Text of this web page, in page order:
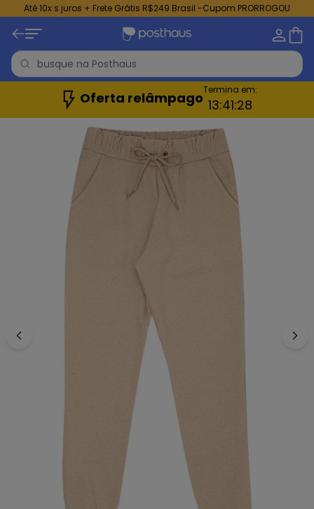
Até 10x s juros + Frete Grátis R$249 Brasil -Cupom PRORROGOU
Oferta relâmpagoTermina em:
13:41:26